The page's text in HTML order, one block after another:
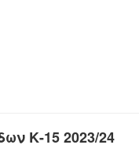
Κ-15 2023/24